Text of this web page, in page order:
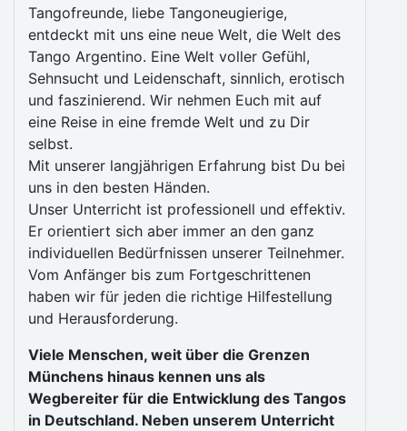
Tangofreunde, liebe Tangoneugierige,
entdeckt mit uns eine neue Welt, die Welt des
Tango Argentino. Eine Welt voller Gefühl,
Sehnsucht und Leidenschaft, sinnlich, erotisch
und faszinierend. Wir nehmen Euch mit auf
eine Reise in eine fremde Welt und zu Dir
selbst.
Mit unserer langjährigen Erfahrung bist Du bei
uns in den besten Händen.
Unser Unterricht ist professionell und effektiv.
Er orientiert sich aber immer an den ganz
individuellen Bedürfnissen unserer Teilnehmer.
Vom Anfänger bis zum Fortgeschrittenen
haben wir für jeden die richtige Hilfestellung
und Herausforderung.
Viele Menschen, weit über die Grenzen
Münchens hinaus kennen uns als
Wegbereiter für die Entwicklung des Tangos
in Deutschland. Neben unserem Unterricht